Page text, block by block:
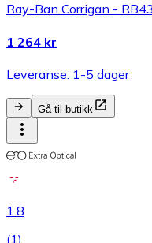
Ray-Ban Corrigan -
1 264 kr
Leveranse: 1-5 dager
Gå til butikk
1.8
(1)